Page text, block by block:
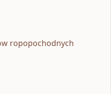
ropopochodnych